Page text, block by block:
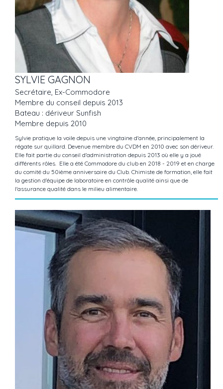
SYLVIE GAGNON
Secrétaire, Ex-Commodore
Membre du conseil depuis 2013
Bateau : dériveur Sunfish
Membre depuis 2010
Sylvie pratique la voile depuis une vingtaine d'année, principalement la
régate sur quillard. Devenue membre du CVDM en 2010 avec son dériveur.
Elle fait partie du conseil d'administration depuis 2013 où elle y a joué
différents rôles. Elle a été Commodore du club en 2018 - 2019 et en charge
du comité du 50ième anniversaire du Club. Chimiste de formation, elle fait
la gestion d'équipe de laboratoire en contrôle qualité ainsi que de
l'assurance qualité dans le milieu alimentaire.